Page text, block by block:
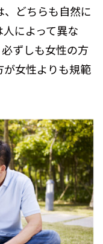
どちらも自然に
によって異な
ずしも女性の方
女性よりも規範